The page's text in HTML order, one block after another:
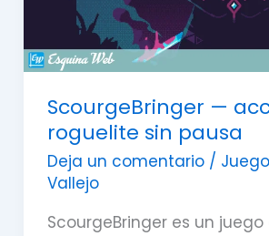
ScourgeBringer —
roguelite sin pausa
Deja un comentario /
Vallejo
ScourgeBringer es un juego